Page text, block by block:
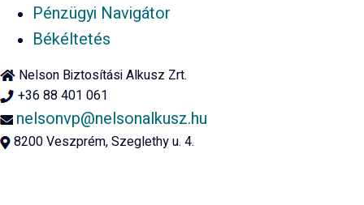
Pénzügyi Navigátor
Békéltetés
Nelson Biztosítási Alkusz Zrt.
+36 88 401 061
nelsonvp@nelsonalkusz.hu
8200 Veszprém, Szeglethy u. 4.